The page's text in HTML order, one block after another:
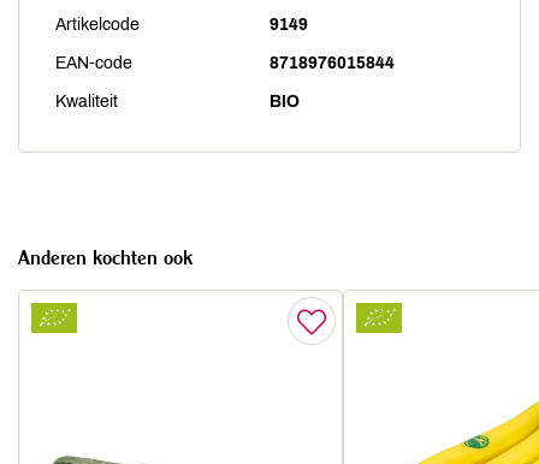
Artikelcode 9149
EAN-code 8718976015844
Kwaliteit BIO
Anderen kochten ook